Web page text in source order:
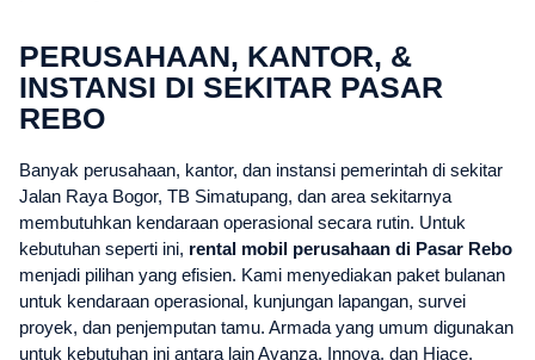
PERUSAHAAN, KANTOR, &
INSTANSI DI SEKITAR PASAR
REBO
Banyak perusahaan, kantor, dan instansi pemerintah di sekitar
Jalan Raya Bogor, TB Simatupang, dan area sekitarnya
membutuhkan kendaraan operasional secara rutin. Untuk
kebutuhan seperti ini, rental mobil perusahaan di Pasar Rebo
menjadi pilihan yang efisien. Kami menyediakan paket bulanan
untuk kendaraan operasional, kunjungan lapangan, survei
proyek, dan penjemputan tamu. Armada yang umum digunakan
untuk kebutuhan ini antara lain Avanza, Innova, dan Hiace,